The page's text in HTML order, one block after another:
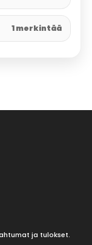
1 merkintää
ja tulokset.